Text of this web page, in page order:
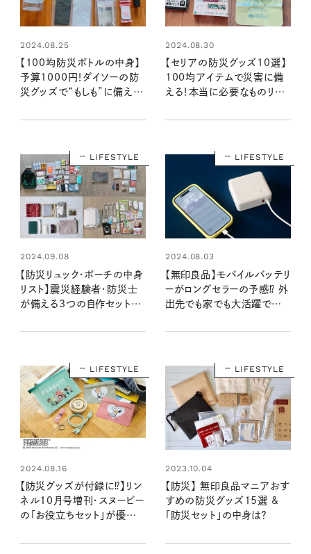
2024.08.25
【100均防災ボトルの中身】
予算1000円！ダイソーの防
災グッズで“もしも”に備える
100均クイーン渋谷飛鳥の
2024.08.30
【セリアの防災グッズ10選】
100均アイテムで災害に備
える！本当に必要なものリス
の『本当にいいもの』第11回
LIFESTYLE
2024.09.08
【防災リュック・ポーチの中身
リスト】震災経験者・防災士
が備える3つの自作セット。
いざというときの味方に
LIFESTYLE
2024.08.03
【無印良品】モバイルバッテリ
ーがロングセラーの予感⁉ 外
出先でも家でも大活躍で
LIFESTYLE
2024.08.16
【防災グッズが付録に⁉】リン
ネル10月号増刊・スヌーピー
の「お役立ちセット」が優秀！
ム５点の中身をレポ
LIFESTYLE
2023.10.04
【防災】 無印良品マニアおす
すめの防災グッズ15選 &
「防災セット」の中身は？